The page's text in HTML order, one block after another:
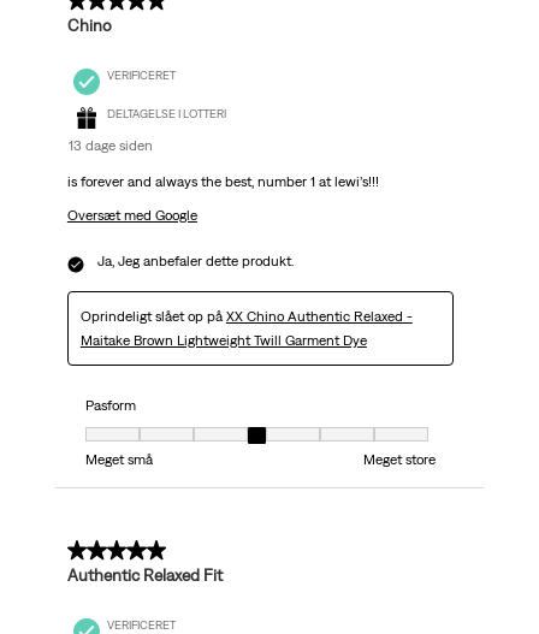
Chino
VERIFICERET
DELTAGELSE I LOTTERI
13 dage siden
is forever and always the best, number 1 at lewi’s!!!
Oversæt med Google
Ja, Jeg anbefaler dette produkt.
Oprindeligt slået op på XX Chino Authentic Relaxed -
Maitake Brown Lightweight Twill Garment Dye
Pasform
Pasform, 4 ud af 7, hvor 1 er lig med Meget små og 7 er lig med Meget
Meget små
Meget store
5 ud af 5 stjerner.
Authentic Relaxed Fit
VERIFICERET